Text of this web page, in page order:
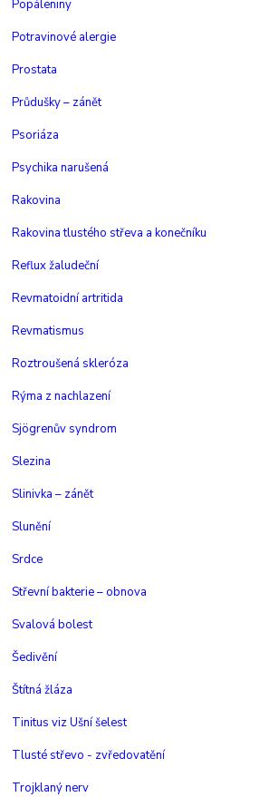
Popáleniny
Potravinové alergie
Prostata
Průdušky – zánět
Psoriáza
Psychika narušená
Rakovina
Rakovina tlustého střeva a konečníku
Reflux žaludeční
Revmatoidní artritida
Revmatismus
Roztroušená skleróza
Rýma z nachlazení
Sjögrenův syndrom
Slezina
Slinivka – zánět
Slunění
Srdce
Střevní bakterie – obnova
Svalová bolest
Šedivění
Štítná žláza
Tinitus viz Ušní šelest
Tlusté střevo - zvředovatění
Trojklaný nerv